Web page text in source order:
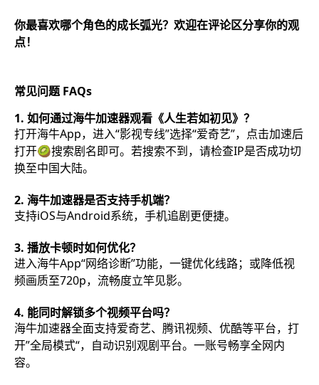
你最喜欢哪个角色的成长弧光？欢迎在评论区分享你的观
点！
常见问题 FAQs
1. 如何通过海牛加速器观看《人生若如初见》？
打开海牛App，进入“影视专线”选择“爱奇艺”，点击加速后
打开🥝搜索剧名即可。若搜索不到，请检查IP是否成功切
换至中国大陆。
2. 海牛加速器是否支持手机端？
支持iOS与Android系统，手机追剧更便捷。
3. 播放卡顿时如何优化？
进入海牛App“网络诊断”功能，一键优化线路；或降低视
频画质至720p，流畅度立竿见影。
4. 能同时解锁多个视频平台吗？
海牛加速器全面支持爱奇艺、腾讯视频、优酷等平台，打
开”全局模式“，自动识别观剧平台。一账号畅享全网内
容。